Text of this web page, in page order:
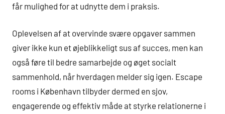
får mulighed for at udnytte dem i praksis.
Oplevelsen af at overvinde svære opgaver sammen
giver ikke kun et øjeblikkeligt sus af succes, men kan
også føre til bedre samarbejde og øget socialt
sammenhold, når hverdagen melder sig igen. Escape
rooms i København tilbyder dermed en sjov,
engagerende og effektiv måde at styrke relationerne i